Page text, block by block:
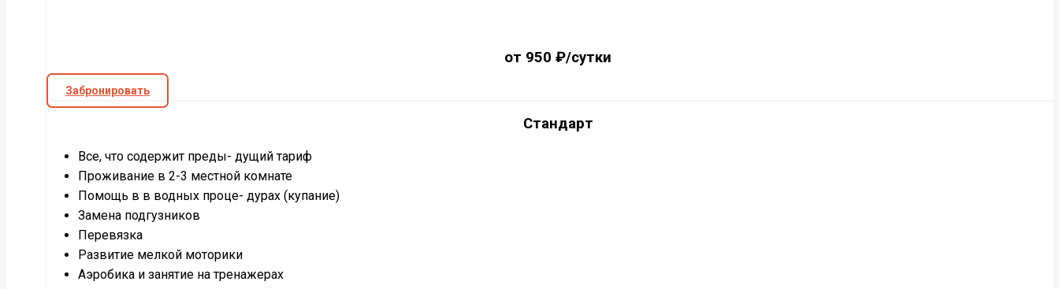
от 950 ₽/сутки
Забронировать
Стандарт
Все, что содержит преды- дущий тариф
Проживание в 2-3 местной комнате
Помощь в в водных проце- дурах (купание)
Замена подгузников
Перевязка
Развитие мелкой моторики
Аэробика и занятие на тренажерах